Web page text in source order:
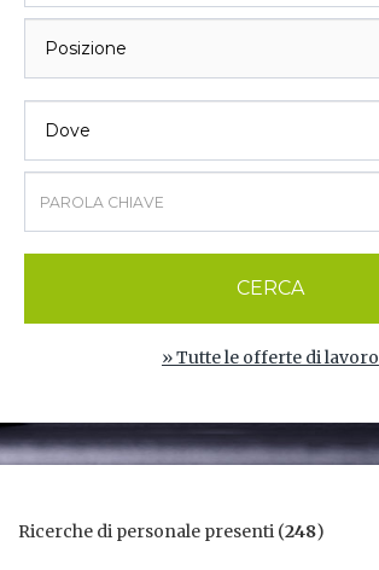
CERCA
» Tutte le offerte di lavoro
Ricerche di personale presenti (248)